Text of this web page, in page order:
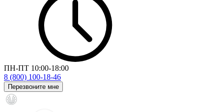
ПН-ПТ 10:00-18:00
8 (800) 100-18-46
Перезвоните мне